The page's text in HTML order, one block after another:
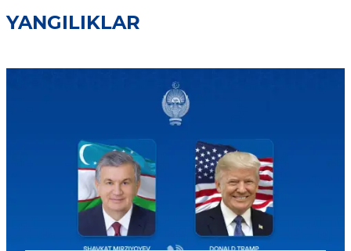
YANGILIKLAR